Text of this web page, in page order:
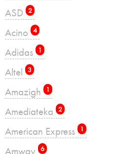
ASD 2
Acino 4
Adidas 1
Altel 3
Amazigh 1
Amediateka 2
American Express 1
Amway 6